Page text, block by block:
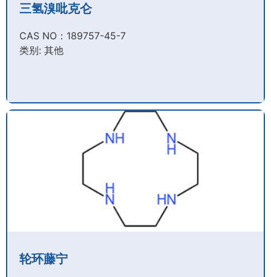
三氢溴吡克仑
CAS NO：189757-45-7​
类别: 其他
轮环藤宁